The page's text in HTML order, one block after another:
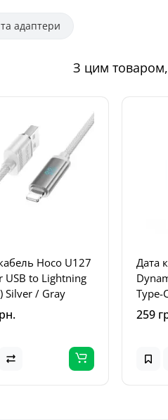
адаптери
З цим
Hoco U127
USB to Lightning
Silver / Gray
Дата
Type-
259